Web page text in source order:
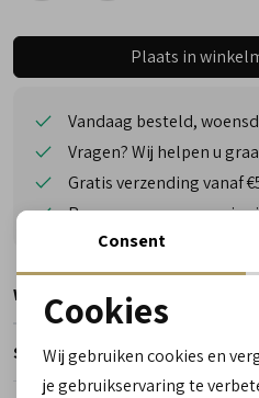
Plaats in
Vandaag besteld,
Vragen? Wij helpen u
Gratis verzending vanaf
Reserveer- en
Winkelvoorraad
Specificaties
Noodzakelijke cookies
Consent
Cookies
Wij gebruiken cookies en
je gebruikservaring te